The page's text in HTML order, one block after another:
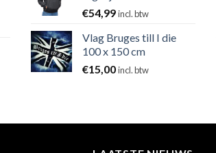
€54,99incl. btw
Vlag Bruges till I die
100 x 150 cm
€15,00incl. btw